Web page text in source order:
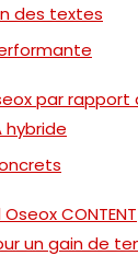
des textes
par rapport
hybride
CONTENT
un gain de